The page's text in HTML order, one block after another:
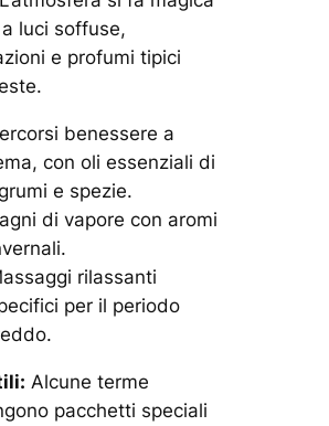
luci soffuse,
e profumi tipici
benessere a
con oli essenziali di
e spezie.
di vapore con aromi
rilassanti
per il periodo
Alcune terme
pacchetti speciali